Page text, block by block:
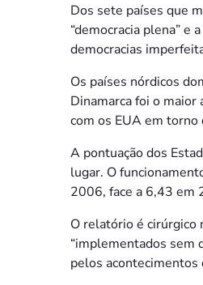
Dos sete países que
“democracia plena” e
democracias
Os países nórdicos
Dinamarca foi o maior
com os EUA em torno
A pontuação dos
lugar. O
2006, face a 6,43 em
O relatório é cirúrgico
“implementados sem
pelos acontecimentos